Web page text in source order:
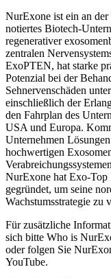
NurExone ist ein an
notiertes Biotech-
regenerativer
zentralen
ExoPTEN, hat starke
Potenzial bei der
Sehnervenschäden
einschließlich der
den Fahrplan des
USA und Europa.
Unternehmen
hochwertigen
NurExone hat Exo-Top
gegründet, um seine
Wachstumsstrategie zu
Für zusätzliche
sich bitte Who is
oder folgen Sie
YouTube.